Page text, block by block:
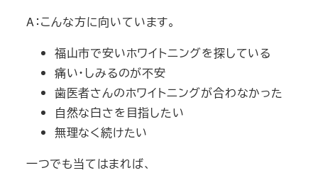
A：こんな方に向いています。
福山市で安いホワイトニングを探している
痛い・しみるのが不安
歯医者さんのホワイトニングが合わなかった
自然な白さを目指したい
無理なく続けたい
一つでも当てはまれば、